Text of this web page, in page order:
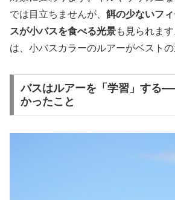
では目立ちませんが、 餌の少ないフ
スが小バスを食べる光景も見られま
は、小バスカラーのルアーがベストの
バスはルアーを「学習」する
かったこと